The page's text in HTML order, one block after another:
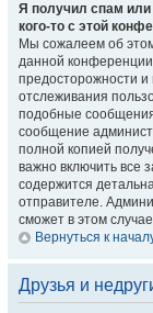
Я получил спам или
кого-то с этой
Мы сожалеем об
данной
предосторожности и
отслеживания
подобные
сообщение
полной копией
важно включить все
содержится
отправителе.
сможет в этом
Вернуться к
Друзья и